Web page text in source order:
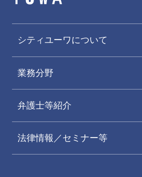
シティユーワについて
業務分野
弁護士等紹介
法律情報／セミナー等